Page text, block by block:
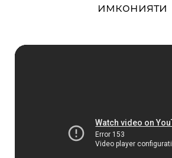
имконияти